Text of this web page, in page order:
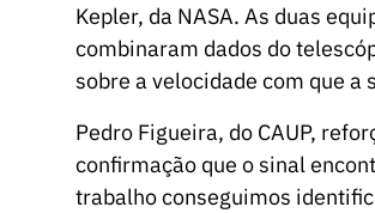
Kepler, da NASA. As duas
combinaram dados do
sobre a velocidade com que a
Pedro Figueira, do CAUP,
confirmação que o sinal
trabalho conseguimos